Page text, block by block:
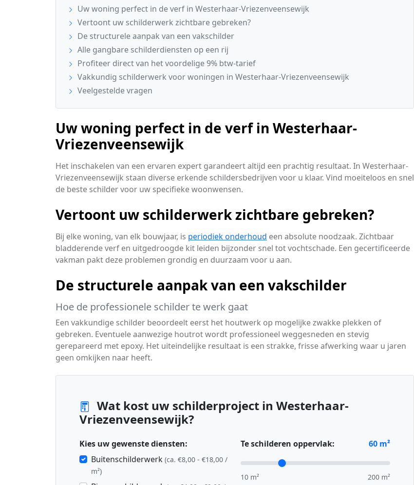
Uw woning perfect in de verf in Westerhaar-Vriezenveensewijk
Vertoont uw schilderwerk zichtbare gebreken?
De structurele aanpak van een vakschilder
Alle gangbare schilderdiensten op een rij
Profiteer direct van het voordelige 9% btw-tarief
Vakkundig schilderwerk voor woningen in Westerhaar-Vriezenveensewijk
Veelgestelde vragen
Uw woning perfect in de verf in Westerhaar-
Vriezenveensewijk
Het inschakelen van een ervaren expert garandeert altijd een prachtig resultaat. In Westerhaar-
Vriezenveensewijk staan diverse erkende schildersbedrijven voor u klaar. Vind moeiteloos en snel
de beste schilder voor uw specifieke woonwensen.
Vertoont uw schilderwerk zichtbare gebreken?
Bij elke woning, van elk bouwjaar, is periodiek onderhoud een absolute noodzaak. Zichtbaar
bladderende verf en uitgedroogde kit leiden bijzonder snel tot vochtschade. Een gecertificeerde
vakman pakt deze problemen grondig en duurzaam voor u aan.
De structurele aanpak van een vakschilder
Hoe de professionele schilder te werk gaat
Een vakkundige schilder beoordeelt eerst het houtwerk op mogelijke zwakke plekken of
gebreken. Eventuele aanwezige houtrot wordt professioneel weggesneden en stevig
gerepareerd met epoxy. Het uiteindelijke resultaat is een strakke, frisse afwerking waar u jaren
geen omkijken naar heeft.
Wat kost uw schilderproject in Westerhaar-
Vriezenveensewijk?
Kies uw gewenste diensten:
Buitenschilderwerk (ca. €8,00 - €18,00 /
m²)
Te schilderen oppervlak: 60 m²
10 m² 200 m²